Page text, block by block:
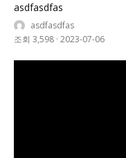
asdfasdfas
asdfasdfas
조회 3,598 · 2023-07-06